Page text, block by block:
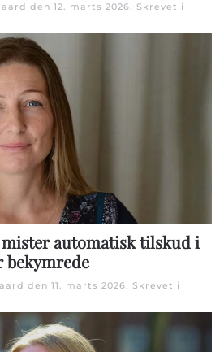
den 12. marts 2026. Skrevet i
automatisk tilskud i
bekymrede
den 11. marts 2026. Skrevet i